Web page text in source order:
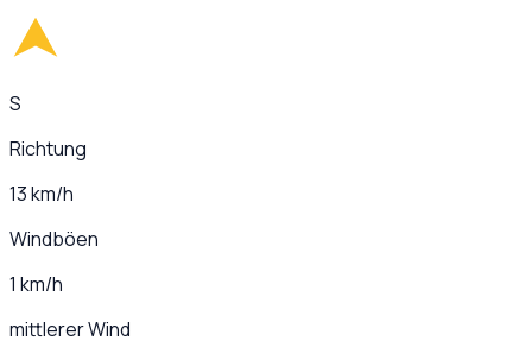
S
Richtung
13 km/h
Windböen
1 km/h
mittlerer Wind